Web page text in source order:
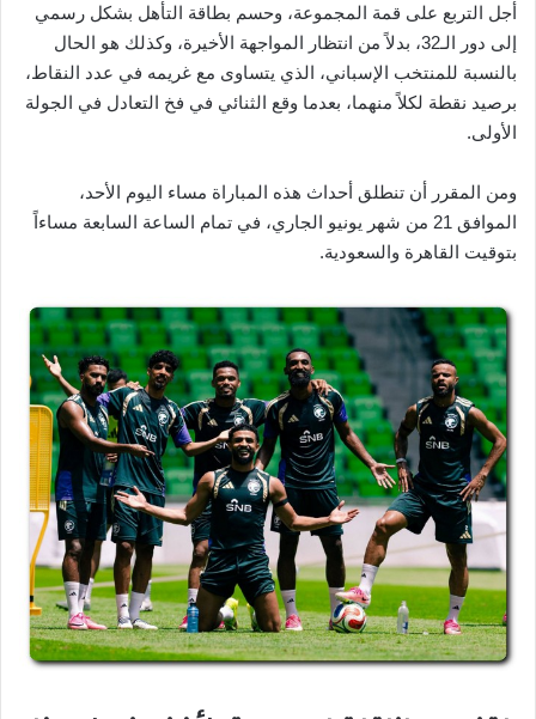
أجل التربع على قمة المجموعة، وحسم بطاقة التأهل بشكل رسمي
إلى دور الـ32، بدلاً من انتظار المواجهة الأخيرة، وكذلك هو الحال
بالنسبة للمنتخب الإسباني، الذي يتساوى مع غريمه في عدد النقاط،
برصيد نقطة لكلاً منهما، بعدما وقع الثنائي في فخ التعادل في الجولة
الأولى.
ومن المقرر أن تنطلق أحداث هذه المباراة مساء اليوم الأحد،
الموافق 21 من شهر يونيو الجاري، في تمام الساعة السابعة مساءاً
بتوقيت القاهرة والسعودية.